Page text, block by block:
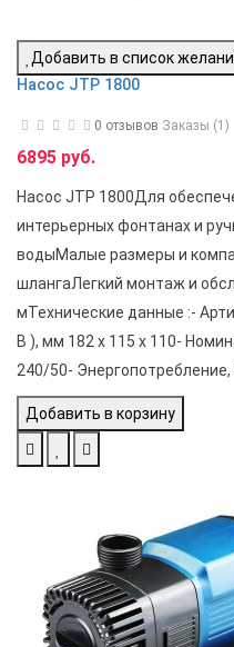
Добавить в список
Насос JTP 1800
0 отзывов Заказы (1)
6895 руб.
Насос JTP 1800Для
интерьерных фонтанах и
водыМалые размеры и
шлангаЛегкий монтаж и
мТехнические данные :-
В ), мм 182 х 115 х 110-
240/50- Энергопотребление,
Добавить в корзину